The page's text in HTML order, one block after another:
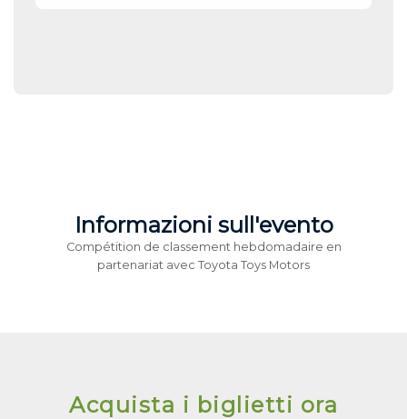
Informazioni sull'evento
Compétition de classement hebdomadaire en
partenariat avec Toyota Toys Motors
Acquista i biglietti ora